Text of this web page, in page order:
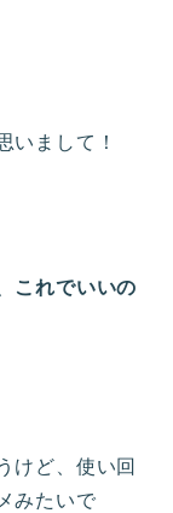
いまして！
これでいいの
けど、使い回
みたいで